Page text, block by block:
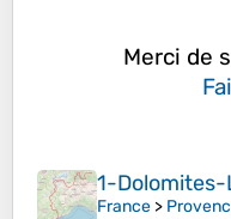
Merci de
1-
France >